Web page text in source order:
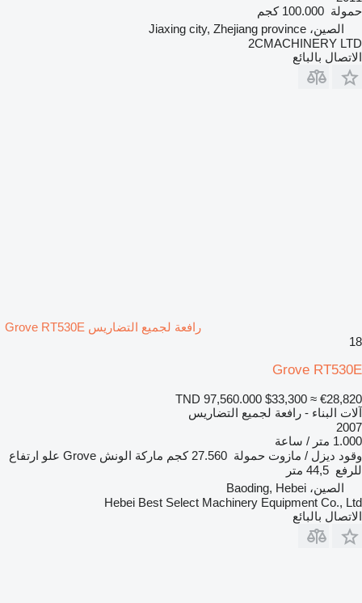
حمولة 100.000 كجم
الصين، Jiaxing city, Zhejiang province
2CMACHINERY LTD
الاتصال بالبائع
رافعة لجميع التضاريس Grove RT530E
18
Grove RT530E
TND 97,560.000 $33,300 ≈ €28,820
آلات البناء - رافعة لجميع التضاريس
2007
1.000 متر / ساعة
وقود ديزل / مازوت حمولة 27.560 كجم ماركة الونش Grove علو ارتفاع
للرفع 44,5 متر
الصين، Baoding, Hebei
Hebei Best Select Machinery Equipment Co., Ltd
الاتصال بالبائع